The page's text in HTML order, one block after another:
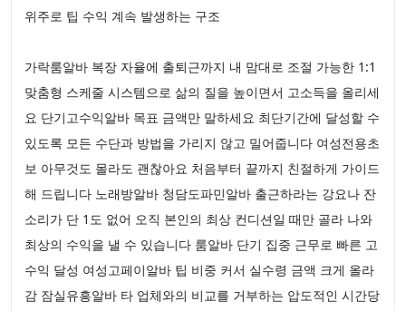
위주로 팁 수익 계속 발생하는 구조
가락룸알바 복장 자율에 출퇴근까지 내 맘대로 조절 가능한 1:1
맞춤형 스케줄 시스템으로 삶의 질을 높이면서 고소득을 올리세
요 단기고수익알바 목표 금액만 말하세요 최단기간에 달성할 수
있도록 모든 수단과 방법을 가리지 않고 밀어줍니다 여성전용초
보 아무것도 몰라도 괜찮아요 처음부터 끝까지 친절하게 가이드
해 드립니다 노래방알바 청담도파민알바 출근하라는 강요나 잔
소리가 단 1도 없어 오직 본인의 최상 컨디션일 때만 골라 나와
최상의 수익을 낼 수 있습니다 룸알바 단기 집중 근무로 빠른 고
수익 달성 여성고페이알바 팁 비중 커서 실수령 금액 크게 올라
감 잠실유흥알바 타 업체와의 비교를 거부하는 압도적인 시간당